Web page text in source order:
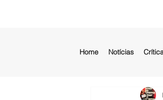
Home Notícias